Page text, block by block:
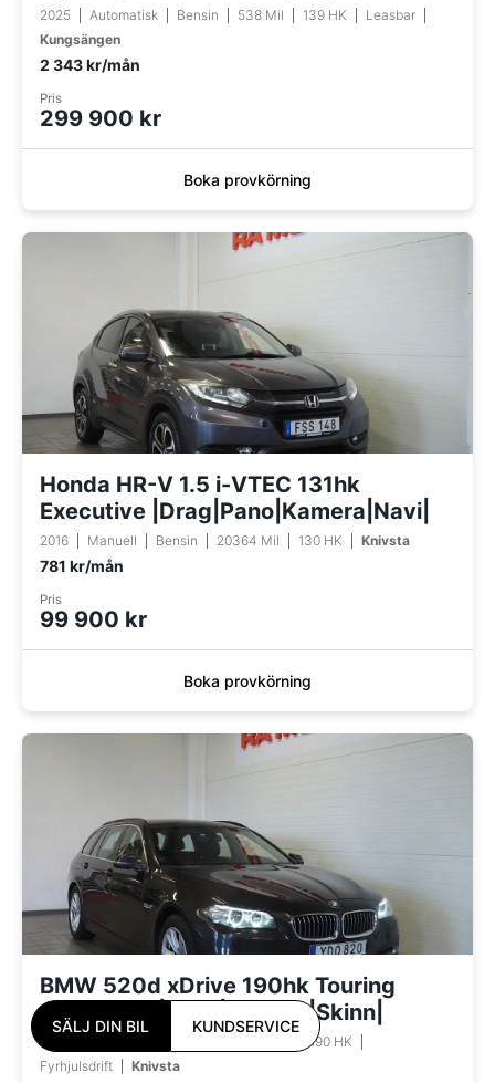
2025 Automatisk Bensin 538 Mil 139 HK
Leasbar
Kungsängen
2 343 kr/mån
Pris
299 900 kr
Boka provkörning
Honda HR-V 1.5 i-VTEC 131hk
Executive |Drag|Pano|Kamera|Navi|
2016 Manuell Bensin 20364 Mil 130 HK Knivsta
781 kr/mån
Pris
99 900 kr
Boka provkörning
BMW 520d xDrive 190hk Touring
Steptronic |Drag|D-värm|Skinn|
190 HK
Fyrhjulsdrift
Knivsta
SÄLJ DIN BIL KUNDSERVICE